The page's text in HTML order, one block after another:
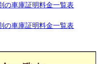
の車庫証明料金一覧表
の車庫証明料金一覧表